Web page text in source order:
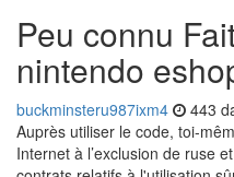
Peu connu
nintendo
buckminsteru987ixm4 443
Auprès utiliser le code, toi-
Internet à l’exclusion de ruse